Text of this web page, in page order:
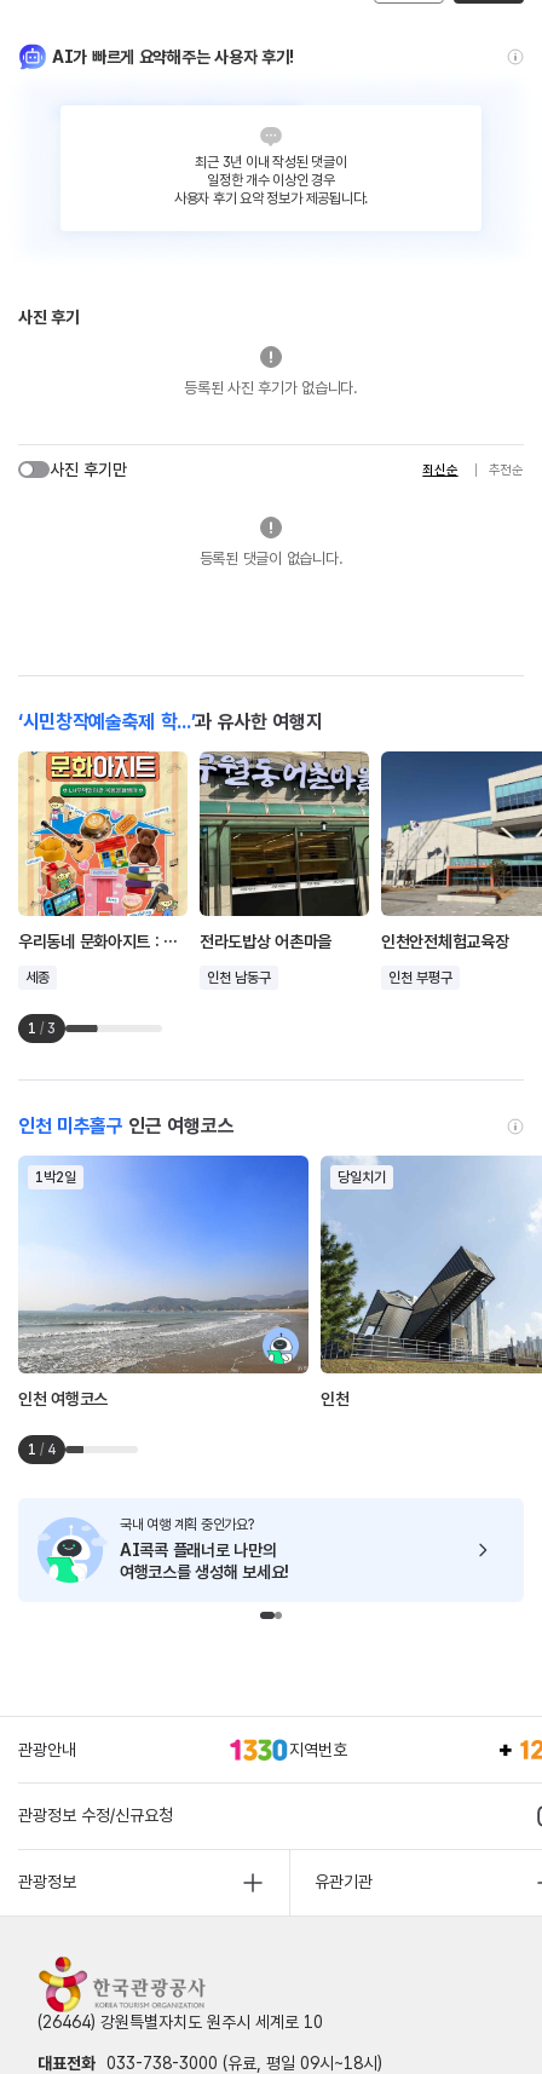
AI가 빠르게 요약해주는 사용자 후기!
최근 3년 이내 작성된 댓글이
일정한 개수 이상인 경우
사용자 후기 요약 정보가 제공됩니다.
사진 후기
등록된 사진 후기가 없습니다.
사진 후기만 최신순 추천순
등록된 댓글이 없습니다.
‘시민창작예술축제 학...’과 유사한 여행지
우리동네 문화아지트 : LH주택전시관 복합문화행사
세종
전라도밥상 어촌마을
인천 남동구
인천안전체험교육장
인천 부평구
1 / 3
인천 미추홀구 인근 여행코스
1박2일
인천 여행코스
당일치기
인천
1 / 4
국내 여행 계획 중인가요?
AI콕콕 플래너로 나만의
여행코스를 생성해 보세요!
관광안내 지역번호
관광정보 수정/신규요청
관광정보 유관기관
(26464) 강원특별자치도 원주시 세계로 10
대표전화 033-738-3000 (유료, 평일 09시~18시)